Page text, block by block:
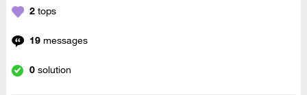
2 tops
19 messages
0 solution